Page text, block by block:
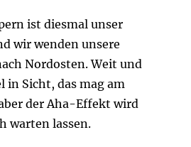
ist diesmal unser
wir wenden unsere
Nordosten. Weit und
in Sicht, das mag am
der Aha-Effekt wird
warten lassen.